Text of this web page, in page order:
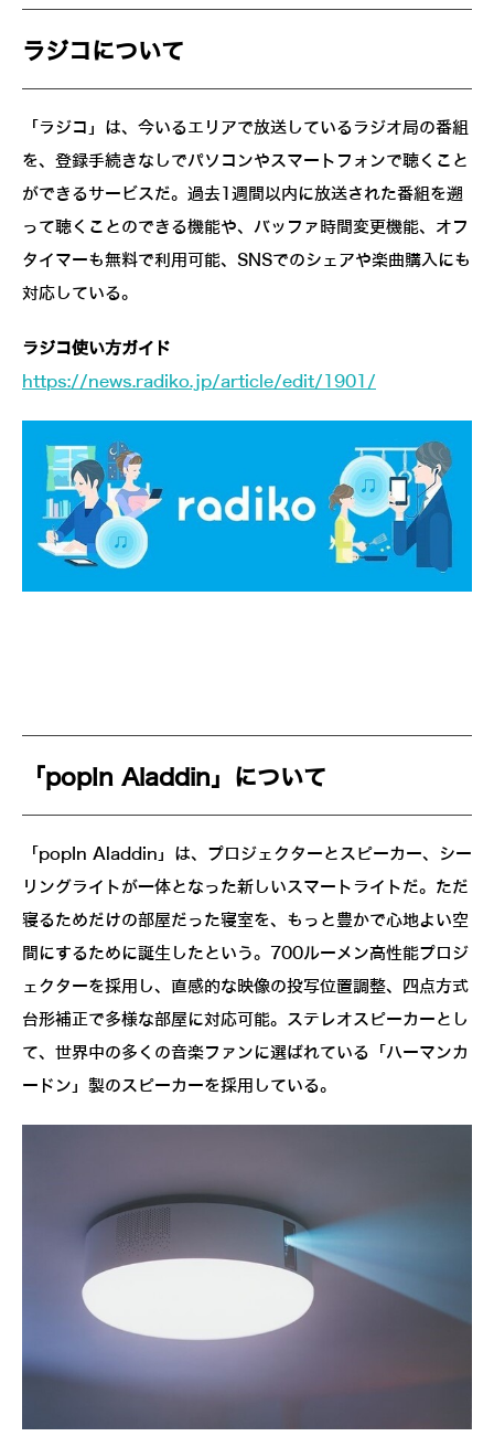
ラジコについて
「ラジコ」は、今いるエリアで放送しているラジオ局の番組
を、登録手続きなしでパソコンやスマートフォンで聴くこと
ができるサービスだ。過去1週間以内に放送された番組を遡
って聴くことのできる機能や、バッファ時間変更機能、オフ
タイマーも無料で利用可能、SNSでのシェアや楽曲購入にも
対応している。
ラジコ使い方ガイド
https://news.radiko.jp/article/edit/1901/
「popIn Aladdin」について
「popIn Aladdin」は、プロジェクターとスピーカー、シー
リングライトが一体となった新しいスマートライトだ。ただ
寝るためだけの部屋だった寝室を、もっと豊かで心地よい空
間にするために誕生したという。700ルーメン高性能プロジ
ェクターを採用し、直感的な映像の投写位置調整、四点方式
台形補正で多様な部屋に対応可能。ステレオスピーカーとし
て、世界中の多くの音楽ファンに選ばれている「ハーマンカ
ードン」製のスピーカーを採用している。